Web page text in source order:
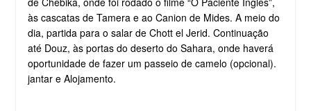
às cascatas de Tamera e ao Canion de Mides. A meio do
dia, partida para o salar de Chott el Jerid. Continuação
até Douz, às portas do deserto do Sahara, onde haverá
oportunidade de fazer um passeio de camelo (opcional).
jantar e Alojamento.